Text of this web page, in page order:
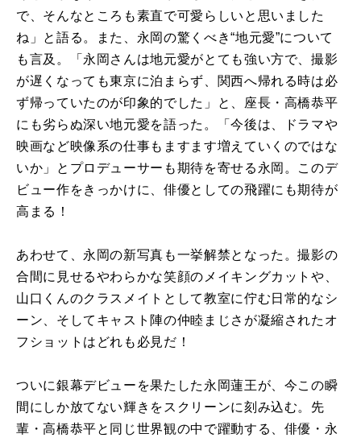
で、そんなところも素直で可愛らしいと思いました
ね」と語る。また、永岡の驚くべき“地元愛”について
も言及。「永岡さんは地元愛がとても強い方で、撮影
が遅くなっても東京に泊まらず、関西へ帰れる時は必
ず帰っていたのが印象的でした」と、座長・高橋恭平
にも劣らぬ深い地元愛を語った。「今後は、ドラマや
映画など映像系の仕事もますます増えていくのではな
いか」とプロデューサーも期待を寄せる永岡。このデ
ビュー作をきっかけに、俳優としての飛躍にも期待が
高まる！
あわせて、永岡の新写真も一挙解禁となった。撮影の
合間に見せるやわらかな笑顔のメイキングカットや、
山口くんのクラスメイトとして教室に佇む日常的なシ
ーン、そしてキャスト陣の仲睦まじさが凝縮されたオ
フショットはどれも必見だ！
ついに銀幕デビューを果たした永岡蓮王が、今この瞬
間にしか放てない輝きをスクリーンに刻み込む。先
輩・高橋恭平と同じ世界観の中で躍動する、俳優・永